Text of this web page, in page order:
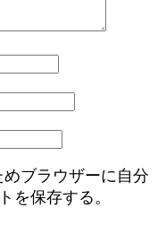
ブラウザーに自分
を保存する。